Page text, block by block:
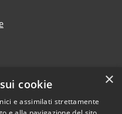
×
cookie
e assimilati strettamente